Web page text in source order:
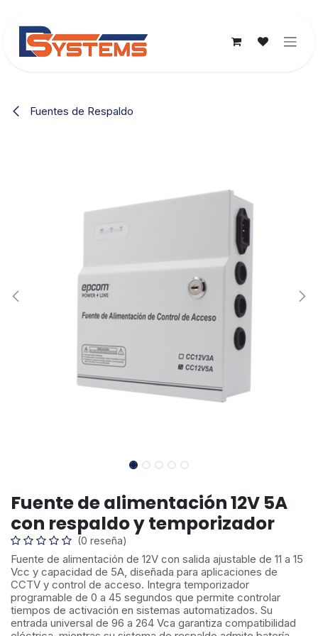
Fuentes de Respaldo
Fuente de alimentación 12V 5A
con respaldo y temporizador
(0 reseña)
Fuente de alimentación de 12V con salida ajustable de 11 a 15
Vcc y capacidad de 5A, diseñada para aplicaciones de
CCTV y control de acceso. Integra temporizador
programable de 0 a 45 segundos que permite controlar
tiempos de activación en sistemas automatizados. Su
entrada universal de 96 a 264 Vca garantiza compatibilidad